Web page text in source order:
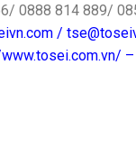
0888 814 889/
/